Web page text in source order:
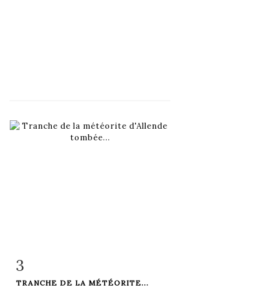
Fiche détaillée
3
TRANCHE DE LA MÉTÉORITE...